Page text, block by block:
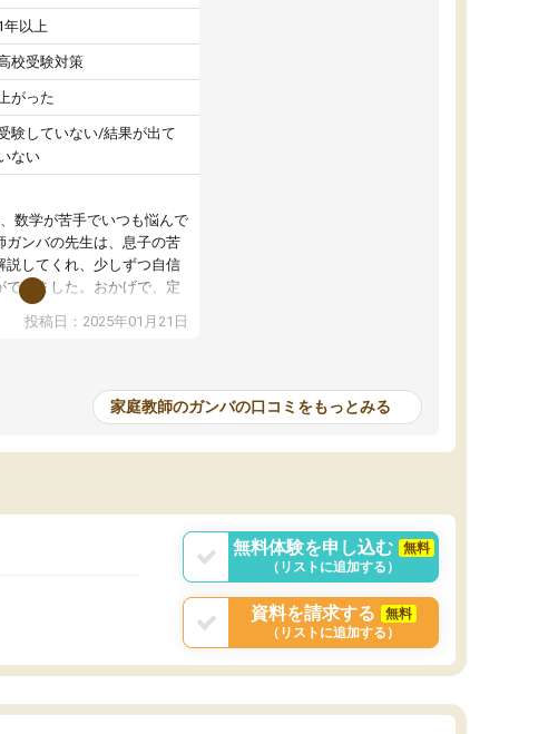
年以上
校受験対策
がった
験していない/結果が出て
ない
数学が苦手でいつも悩んで
ガンバの先生は、息子の苦
説してくれ、少しずつ自信
できました。おかげで、定
点以上アップし、本人もと
投稿日：2025年01月21日
家庭教師のガンバの口コミをもっとみる
無料体験を申し込む
無料
（リストに追加する）
資料を請求する
無料
（リストに追加する）